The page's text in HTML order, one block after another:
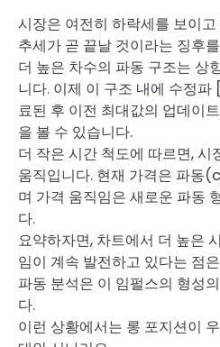
시장은 여전히 하락세를 보이
추세가 곧 끝날 것이라는 징후
더 높은 차수의 파동 구조는 상
니다. 이제 이 구조 내에 수정
료된 후 이전 최대값의 업데이
을 볼 수 있습니다.
더 작은 시간 척도에 따르면,
움직입니다. 현재 가격은 파동
며 가격 움직임은 새로운 파동
다.
요약하자면, 차트에서 더 높은
임이 계속 발전하고 있다는 점
파동 분석은 이 임펄스의 형성
다.
이런 상황에서는 롱 포지션이